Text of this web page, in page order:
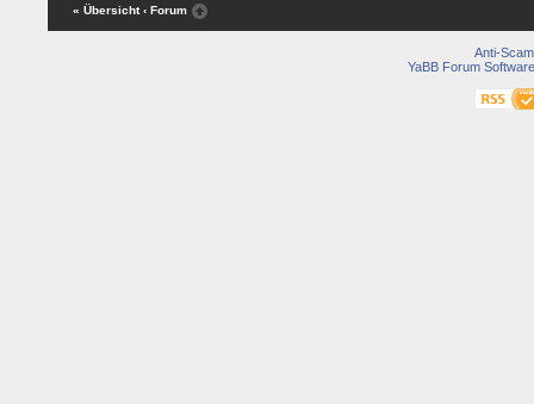
« Übersicht ‹ Forum
Anti-Scam
YaBB Forum Software